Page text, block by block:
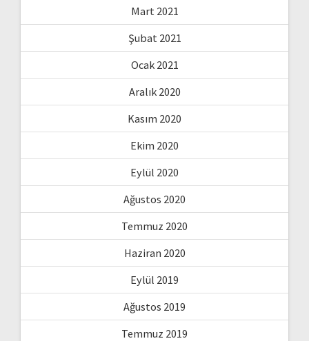
Mart 2021
Şubat 2021
Ocak 2021
Aralık 2020
Kasım 2020
Ekim 2020
Eylül 2020
Ağustos 2020
Temmuz 2020
Haziran 2020
Eylül 2019
Ağustos 2019
Temmuz 2019